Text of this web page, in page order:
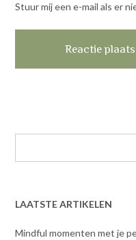
Stuur mij een e-mail als er
LAATSTE ARTIKELEN
Mindful momenten met je